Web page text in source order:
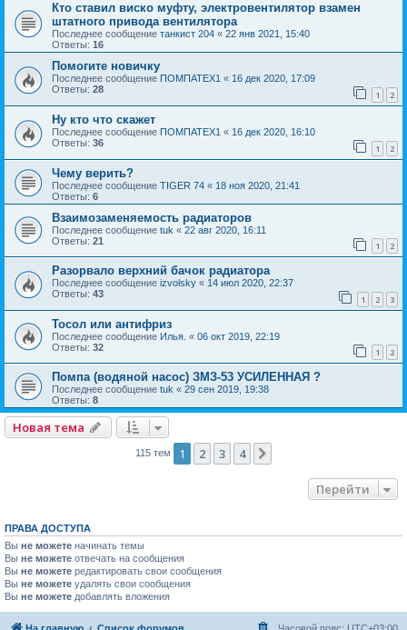
Кто ставил виско муфту, электровентилятор взамен
штатного привода вентилятора
Последнее сообщение танкист 204 « 22 янв 2021, 15:40
Ответы: 16
Помогите новичку
Последнее сообщение ПОМПАТЕХ1 « 16 дек 2020, 17:09
Ответы: 28 1 2
Ну кто что скажет
Последнее сообщение ПОМПАТЕХ1 « 16 дек 2020, 16:10
Ответы: 36 1 2
Чему верить?
Последнее сообщение TIGER 74 « 18 ноя 2020, 21:41
Ответы: 6
Взаимозаменяемость радиаторов
Последнее сообщение tuk « 22 авг 2020, 16:11
Ответы: 21 1 2
Разорвало верхний бачок радиатора
Последнее сообщение izvolsky « 14 июл 2020, 22:37
Ответы: 43 1 2 3
Тосол или антифриз
Последнее сообщение Илья. « 06 окт 2019, 22:19
Ответы: 32 1 2
Помпа (водяной насос) ЗМЗ-53 УСИЛЕННАЯ ?
Последнее сообщение tuk « 29 сен 2019, 19:38
Ответы: 8
Новая тема
115 тем 1 2 3 4
Перейти
ПРАВА ДОСТУПА
Вы не можете начинать темы
Вы не можете отвечать на сообщения
Вы не можете редактировать свои сообщения
Вы не можете удалять свои сообщения
Вы не можете добавлять вложения